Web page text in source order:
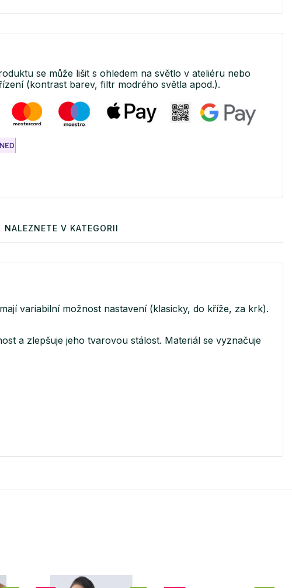
se může lišit s ohledem na světlo v ateliéru nebo
(kontrast barev, filtr modrého světla apod.).
NALEZNETE V KATEGORII
variabilní možnost nastavení (klasicky, do kříže, za krk).
a zlepšuje jeho tvarovou stálost. Materiál se vyznačuje